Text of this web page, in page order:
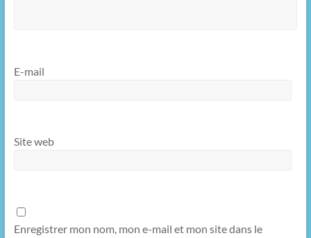
E-mail
Site web
Enregistrer mon nom, mon e-mail et mon site dans le